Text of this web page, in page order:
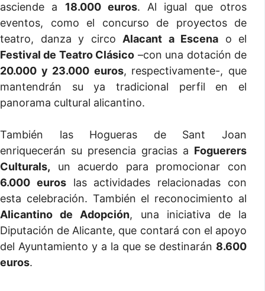
asciende a 18.000 euros. Al igual que otros
eventos, como el concurso de proyectos de
teatro, danza y circo Alacant a Escena o el
Festival de Teatro Clásico –con una dotación de
20.000 y 23.000 euros, respectivamente-, que
mantendrán su ya tradicional perfil en el
panorama cultural alicantino.
También las Hogueras de Sant Joan
enriquecerán su presencia gracias a Foguerers
Culturals, un acuerdo para promocionar con
6.000 euroslas actividades relacionadas con
esta celebración. También el reconocimiento al
Alicantino de Adopción, una iniciativa de la
Diputación de Alicante, que contará con el apoyo
del Ayuntamiento y a la que se destinarán 8.600
euros.